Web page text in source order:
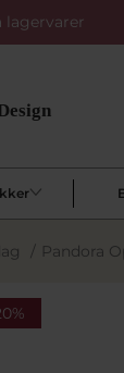
lagervarer
/ Pandora